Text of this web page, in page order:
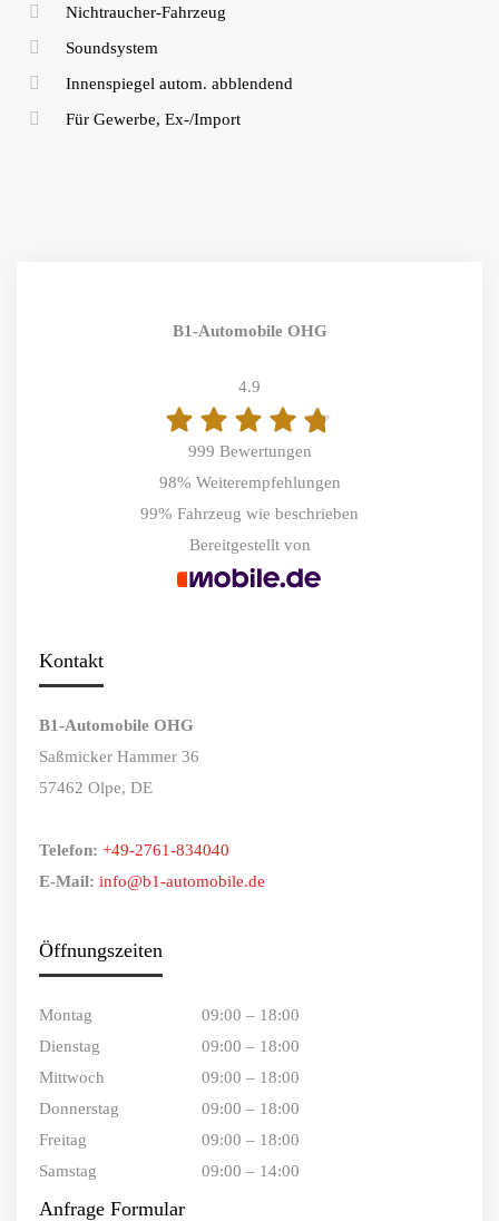
Nichtraucher-Fahrzeug
Soundsystem
Innenspiegel autom. abblendend
Für Gewerbe, Ex-/Import
B1-Automobile OHG
4.9
999 Bewertungen
98% Weiterempfehlungen
99% Fahrzeug wie beschrieben
Bereitgestellt von
Kontakt
B1-Automobile OHG
Saßmicker Hammer 36
57462 Olpe, DE
Telefon: +49-2761-834040
E-Mail: info@b1-automobile.de
Öffnungszeiten
Montag
09:00 – 18:00
Dienstag
09:00 – 18:00
Mittwoch
09:00 – 18:00
Donnerstag
09:00 – 18:00
Freitag
09:00 – 18:00
Samstag
09:00 – 14:00
Anfrage Formular